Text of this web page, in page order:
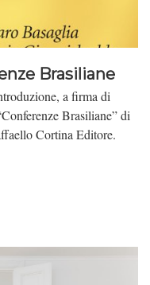
Brasiliane
a firma di
Brasiliane” di
Cortina Editore.